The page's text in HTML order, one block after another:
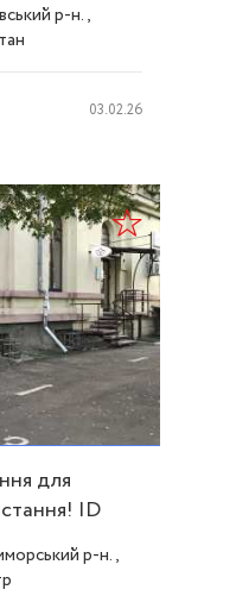
р-н.,
03.02.26
для
ID
р-н.,